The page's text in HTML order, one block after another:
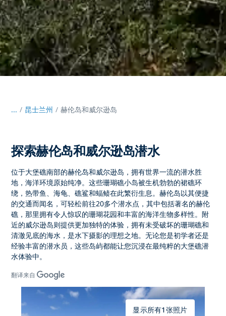
... / 昆士兰州 赫伦岛和威尔逊岛
探索赫伦岛和威尔逊岛潜水
位于大堡礁南部的赫伦岛和威尔逊岛，拥有世界一流的潜水胜
地，海洋环境原始纯净。这些珊瑚礁小岛被生机勃勃的裙礁环
绕，热带鱼、海龟、礁鲨和蝠鲼在此繁衍生息。赫伦岛以其便捷
的交通而闻名，可轻松前往20多个潜水点 ，其中包括著名的赫伦
礁 ，那里拥有令人惊叹的珊瑚花园和丰富的海洋生物多样性。附
近的威尔逊岛则提供更加独特的体验，拥有未受破坏的珊瑚礁和
清澈见底的海水，是水下摄影的理想之地。无论您是初学者还是
经验丰富的潜水员，这些岛屿都能让您沉浸在最纯粹的大堡礁潜
水体验中。
翻译来自
显示所有1张照片